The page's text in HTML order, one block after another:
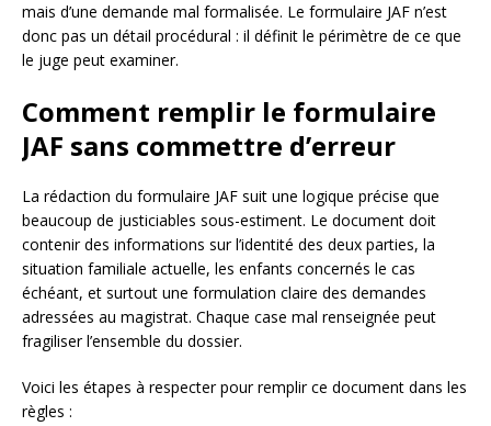
mais d’une demande mal formalisée. Le formulaire JAF n’est
donc pas un détail procédural : il définit le périmètre de ce que
le juge peut examiner.
Comment remplir le formulaire
JAF sans commettre d’erreur
La rédaction du formulaire JAF suit une logique précise que
beaucoup de justiciables sous-estiment. Le document doit
contenir des informations sur l’identité des deux parties, la
situation familiale actuelle, les enfants concernés le cas
échéant, et surtout une formulation claire des demandes
adressées au magistrat. Chaque case mal renseignée peut
fragiliser l’ensemble du dossier.
Voici les étapes à respecter pour remplir ce document dans les
règles :